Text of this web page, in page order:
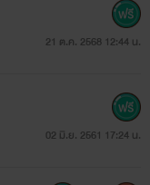
21 ต.ค. 2568 12:44 น.
02 มิ.ย. 2561 17:24 น.